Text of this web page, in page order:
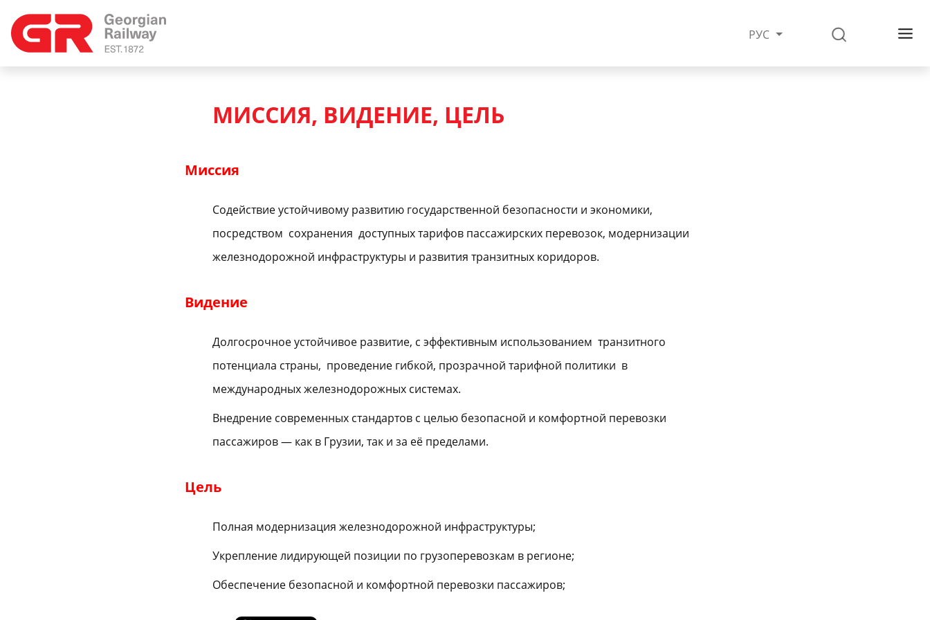
РУС
МИССИЯ, ВИДЕНИЕ, ЦЕЛЬ
Миссия
Содействие устойчивому развитию государственной безопасности и экономики,
посредством сохранения доступных тарифов пассажирских перевозок, модернизации
железнодорожной инфраструктуры и развития транзитных коридоров.
Видение
Долгосрочное устойчивое развитие, с эффективным использованием транзитного
потенциала страны, проведение гибкой, прозрачной тарифной политики в
международных железнодорожных системах.
Внедрение современных стандартов с целью безопасной и комфортной перевозки
пассажиров — как в Грузии, так и за её пределами.
Цель
Полная модернизация железнодорожной инфраструктуры;
Укрепление лидирующей позиции по грузоперевозкам в регионе;
Обеспечение безопасной и комфортной перевозки пассажиров;